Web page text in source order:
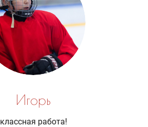
Игорь
классная работа!